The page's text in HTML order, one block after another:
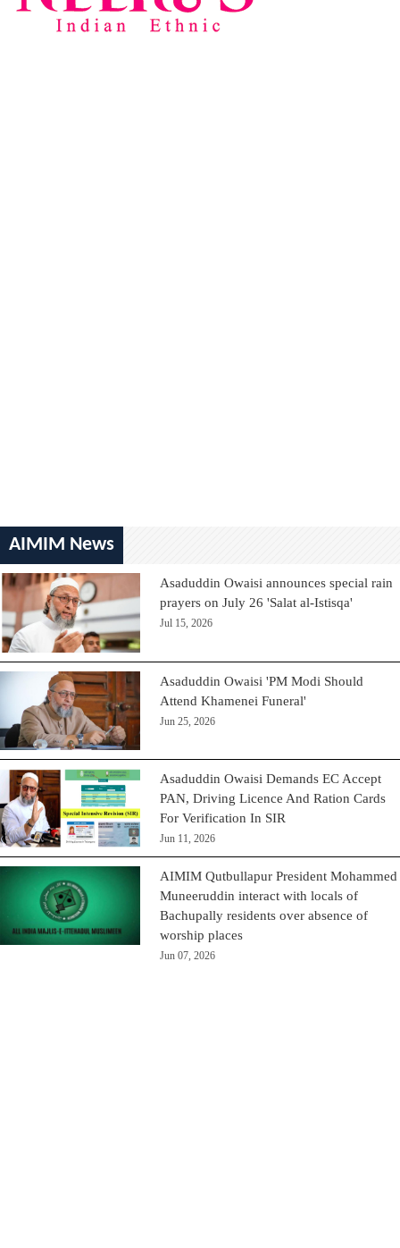
AIMIM News
Asaduddin Owaisi announces special rain
prayers on July 26 'Salat al-Istisqa'
Jul 15, 2026
Asaduddin Owaisi 'PM Modi Should
Attend Khamenei Funeral'
Jun 25, 2026
Asaduddin Owaisi Demands EC Accept
PAN, Driving Licence And Ration Cards
For Verification In SIR
Jun 11, 2026
AIMIM Qutbullapur President Mohammed
Muneeruddin interact with locals of
Bachupally residents over absence of
worship places
Jun 07, 2026